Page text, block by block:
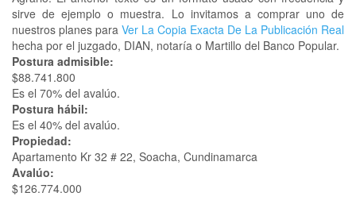
sirve de ejemplo o muestra. Lo invitamos a comprar uno de
nuestros planes para Ver La Copia Exacta De La Publicación Real
hecha por el juzgado, DIAN, notaría o Martillo del Banco Popular.
Postura admisible:
$88.741.800
Es el 70% del avalúo.
Postura hábil:
Es el 40% del avalúo.
Propiedad:
Apartamento Kr 32 # 22, Soacha, Cundinamarca
Avalúo:
$126.774.000